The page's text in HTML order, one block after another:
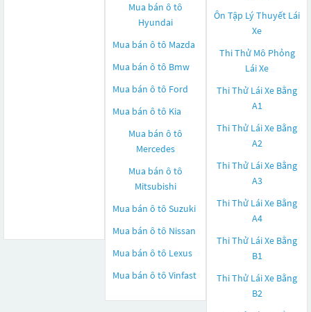
Mua bán ô tô
Hyundai
Mua bán ô tô Mazda
Mua bán ô tô Bmw
Mua bán ô tô Ford
Mua bán ô tô Kia
Mua bán ô tô
Mercedes
Mua bán ô tô
Mitsubishi
Mua bán ô tô Suzuki
Mua bán ô tô Nissan
Mua bán ô tô Lexus
Mua bán ô tô Vinfast
Ôn Tập Lý Thuyết Lái
Xe
Thi Thử Mô Phỏng
Lái Xe
Thi Thử Lái Xe Bằng
A1
Thi Thử Lái Xe Bằng
A2
Thi Thử Lái Xe Bằng
A3
Thi Thử Lái Xe Bằng
A4
Thi Thử Lái Xe Bằng
B1
Thi Thử Lái Xe Bằng
B2